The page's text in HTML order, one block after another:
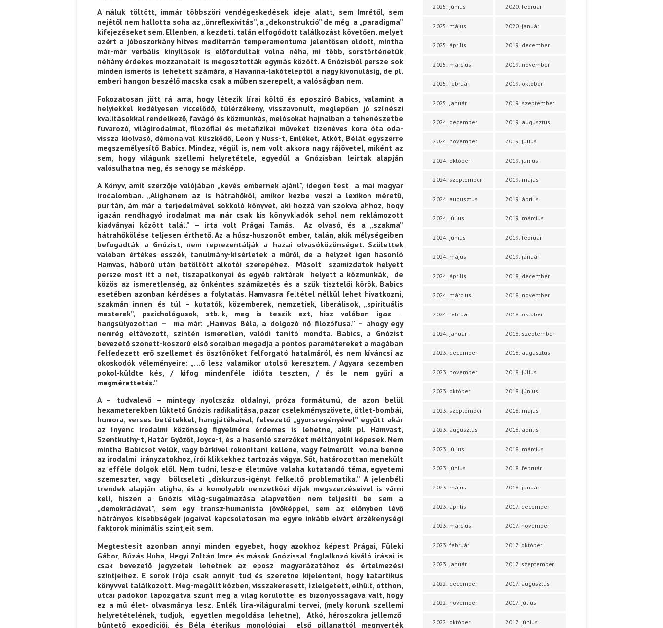
A náluk töltött, immár többszöri vendégeskedések ideje alatt, sem Imrétől, sem
nejétől nem hallotta soha az „önreflexivitás”, a „dekonstrukció” de még a „paradigma”
kifejezéseket sem. Ellenben, a kezdeti, talán elfogódott találkozást követően, melyet
azért a jóboszorkány hitves mediterrán temperamentuma jelentősen oldott, mintha
már-már verbális kinyílások is előfordultak volna néha, mi több, sorstörténetük
néhány érdekes mozzanatait is megosztották egymás között. A Gnózisból persze sok
minden ismerős is lehetett számára, a Havanna-lakóteleptől a nagy kivonulásig, de pl.
emberi hangon beszélő macska csak a műben szerepelt, a valóságban nem.
Fokozatosan jött rá arra, hogy létezik lírai költő és eposzíró Babics, valamint a
helyiekkel kedélyesen viccelődő, túlérzékeny, visszavonult, meglepően jó színészi
kvalitásokkal rendelkező, favágó és közmunkás, melósokat hajnalban a tehenészetbe
fuvarozó, világirodalmat, filozófiai és metafizikai műveket tizenéves kora óta oda-
vissza kiolvasó, démonaival küszködő, Leon y Nuss-t, Emléket, Atkót, Bélát egyszerre
megszemélyesítő Babics. Mindez, végül is, nem volt akkora nagy rájövetel, miként az
sem, hogy világunk szellemi helyretétele, egyedül a Gnózisban leírtak alapján
valósulhatna meg, és sehogy se másképp.
A Könyv, amit szerzője valójában „kevés embernek ajánl”, idegen test a mai magyar
irodalomban. „Alighanem az is hátrahőköl, amikor kézbe veszi a lexikon méretű,
puritán, ám már a terjedelmével sokkoló könyvet, aki hozzá van szokva ahhoz, hogy
igazán rendhagyó irodalmat ma már csak kis könyvkiadók sehol nem reklámozott
kiadványai között talál.” – írta volt Prágai Tamás. Az olvasó, és a „szakma”
hátrahőkölése teljesen érthető. Az a húsz-huszonöt ember, talán, akik mélységeiben
befogadták a Gnózist, nem reprezentálják a hazai olvasóközönséget. Születtek
valóban értékes esszék, tanulmány-kísérletek a műről, de a helyzet igen hasonló
Hamvas, háború után betöltött alkotói szerepéhez. Másolt szamizdatok helyett
persze most itt a net, tiszapalkonyai és egyéb raktárak helyett a közmunkák, de
közös az ismeretlenség, az önkéntes száműzetés és a szűk tisztelői körök. Babics
esetében azonban kérdéses a folytatás. Hamvasra feltétel nélkül lehet hivatkozni,
szakmán innen és túl – kutatók, közemberek, nemzetiek, liberálisok, „spirituális
mesterek”, pszichológusok, stb.-k, meg is teszik ezt, hisz valóban igaz –
hangsúlyozottan – ma már: „Hamvas Béla, a dolgozó nő filozófusa.” – ahogy egy
nemrég eltávozott, szintén ismeretlen, valódi tanító mondta. Babics, a Gnózist
bevezető szonett-koszorú első soraiban megadja a pontos paramétereket a magában
felfedezett erő szellemet és ösztönöket felforgató hatalmáról, és nem kíváncsi az
okoskodók véleményeire: „…ő lesz valamikor utolsó keresztem. / Agyara kezemben
pokol-küldte kés, / kifog mindenféle idióta teszten, / és le nem gyűri a
megmérettetés.”
A – tudvalevő – mintegy nyolcszáz oldalnyi, próza formátumú, de azon belül
hexameterekben lüktető Gnózis radikalitása, pazar cselekményszövete, ötlet-bombái,
humora, verses betétekkel, hangjátékaival, felvezető „gyorsregényével” együtt akár
az ínyenc irodalmi közönség figyelmére érdemes is lehetne, akik pl. Hamvast,
Szentkuthy-t, Határ Győzőt, Joyce-t, és a hasonló szerzőket méltányolni képesek. Nem
mintha Babicsot velük, vagy bárkivel rokonítani kellene, vagy felmerült volna benne
az irodalmi irányzatokhoz, írói klikkekhez tartozás vágya. Sőt, határozottan menekült
az efféle dolgok elől. Nem tudni, lesz-e életműve valaha kutatandó téma, egyetemi
szemeszter, vagy bölcseleti „diskurzus-igényt felkeltő problematika.” A jelenbéli
trendek alapján aligha, és a komolyabb nemzetközi díjak megszerzéseivel is várni
kell, hiszen a Gnózis világ-sugalmazása alapvetően nem teljesíti be sem a
„demokráciával”, sem egy transz-humanista jövőképpel, sem az előnyben lévő
hátrányos kisebbségek jogaival kapcsolatosan ma egyre inkább elvárt érzékenységi
faktorok minimális szintjeit sem.
Megtestesít azonban annyi minden egyebet, hogy azokhoz képest Prágai, Füleki
Gábor, Búzás Huba, Hegyi Zoltán Imre és mások Gnózissal foglalkozó kiváló írásai is
csak bevezető jegyzetek lehetnek az eposz magyarázatához és értelmezési
szintjeihez. E sorok írója csak annyit tud és szeretne kijelenteni, hogy katartikus
könyvvel találkozott. Meg-megállt közben, visszakeresett, ízlelgetett, elhűlt, otthon,
utcai padokon lapozgatva szűnt meg a világ körülötte, és bizonyosságává vált, hogy
ez a mű élet- olvasmánya lesz. Emlék líra-világuralmi tervei, (mely korunk szellemi
helyretételének, tudjuk, egyetlen megoldása lehetne), Atkó, héroszokra jellemző
büntető expedíciói, és Béla éterikus monológjai első pillanattól megnyerték
2025. június
2025. május
2025. április
2025. március
2025. február
2025. január
2024. december
2024. november
2024. október
2024. szeptember
2024. augusztus
2024. július
2024. június
2024. május
2024. április
2024. március
2024. február
2024. január
2023. december
2023. november
2023. október
2023. szeptember
2023. augusztus
2023. július
2023. június
2023. május
2023. április
2023. március
2023. február
2023. január
2022. december
2022. november
2022. október
2020. február
2020. január
2019. december
2019. november
2019. október
2019. szeptember
2019. augusztus
2019. július
2019. június
2019. május
2019. április
2019. március
2019. február
2019. január
2018. december
2018. november
2018. október
2018. szeptember
2018. augusztus
2018. július
2018. június
2018. május
2018. április
2018. március
2018. február
2018. január
2017. december
2017. november
2017. október
2017. szeptember
2017. augusztus
2017. július
2017. június